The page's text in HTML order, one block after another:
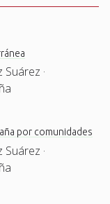
·
por comunidades
·